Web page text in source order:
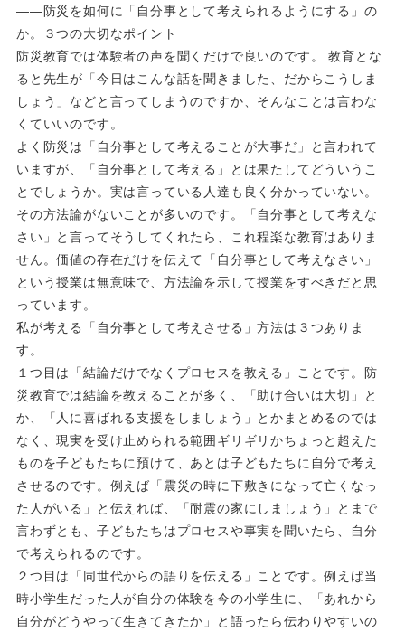
――防災を如何に「自分事として考えられるようにする」の
か。３つの大切なポイント
防災教育では体験者の声を聞くだけで良いのです。 教育とな
ると先生が「今日はこんな話を聞きました、だからこうしま
しょう」などと言ってしまうのですか、そんなことは言わな
くていいのです。
よく防災は「自分事として考えることが大事だ」と言われて
いますが、「自分事として考える」とは果たしてどういうこ
とでしょうか。実は言っている人達も良く分かっていない。
その方法論がないことが多いのです。「自分事として考えな
さい」と言ってそうしてくれたら、これ程楽な教育はありま
せん。価値の存在だけを伝えて「自分事として考えなさい」
という授業は無意味で、方法論を示して授業をすべきだと思
っています。
私が考える「自分事として考えさせる」方法は３つありま
す。
１つ目は「結論だけでなくプロセスを教える」ことです。防
災教育では結論を教えることが多く、「助け合いは大切」と
か、「人に喜ばれる支援をしましょう」とかまとめるのでは
なく、現実を受け止められる範囲ギリギリかちょっと超えた
ものを子どもたちに預けて、あとは子どもたちに自分で考え
させるのです。例えば「震災の時に下敷きになって亡くなっ
た人がいる」と伝えれば、「耐震の家にしましょう」とまで
言わずとも、子どもたちはプロセスや事実を聞いたら、自分
で考えられるのです。
２つ目は「同世代からの語りを伝える」ことです。例えば当
時小学生だった人が自分の体験を今の小学生に、「あれから
自分がどうやって生きてきたか」と語ったら伝わりやすいの